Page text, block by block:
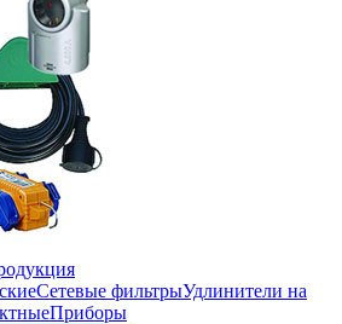
Сетевые фильтрыУдлинители на
Приборы